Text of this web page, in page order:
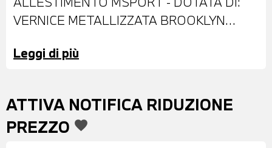
VERNICE METALLIZZATA BROOKLYN
- CERCHI IN LEGA DA 18" - FARI LED -
LUNOTTO OSCURATI - SENSORI DI
PARCHEGGIO ANTERIORI E POSTERIORI -
Leggi di più
ATTIVA NOTIFICA RIDUZIONE
PREZZO favorite